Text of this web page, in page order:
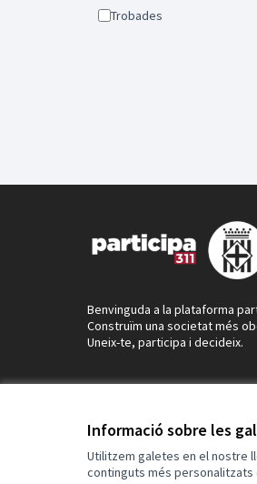
Informació sobre les
Utilitzem galetes en el nostre
continguts més personalitzats
Trobades
Benvinguda a la plataforma
Construïm una societat més
Uneix-te, participa i decideix.